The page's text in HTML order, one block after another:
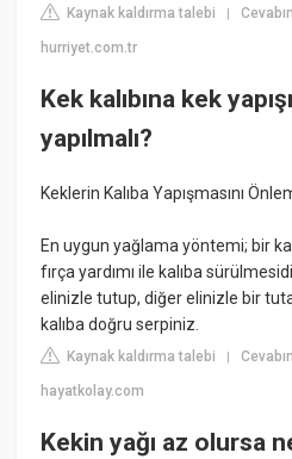
Kaynak kaldırma talebi |
hurriyet.com.tr
Kek kalıbına kek
yapılmalı?
Keklerin Kalıba Yapışmasını
En uygun yağlama yöntemi; bir
fırça yardımı ile kalıba
elinizle tutup, diğer elinizle bir
kalıba doğru serpiniz.
Kaynak kaldırma talebi |
hayatkolay.com
Kekin yağı az olursa